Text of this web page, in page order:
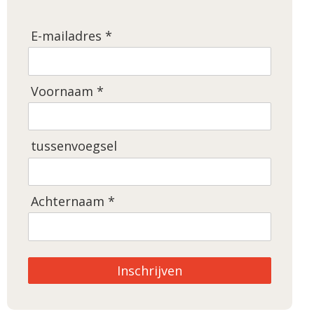
E-mailadres *
Voornaam *
tussenvoegsel
Achternaam *
Inschrijven